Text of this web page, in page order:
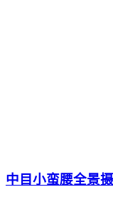
中目小蛮腰全景